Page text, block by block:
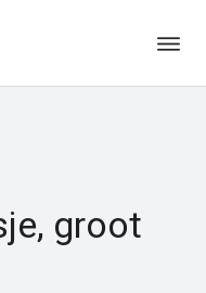
groot